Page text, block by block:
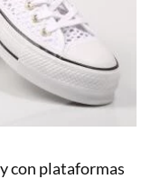
con plataformas